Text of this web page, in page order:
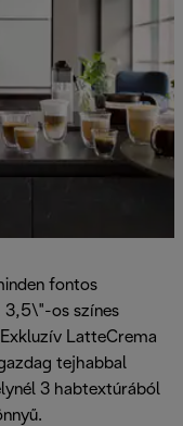
fontos
3,5\"-os színes
LatteCrema
tejhabbal
3 habtextúrából